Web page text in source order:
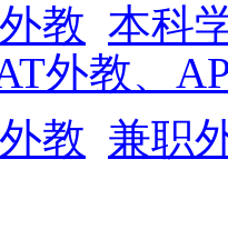
教 本科
外教、
教 兼职